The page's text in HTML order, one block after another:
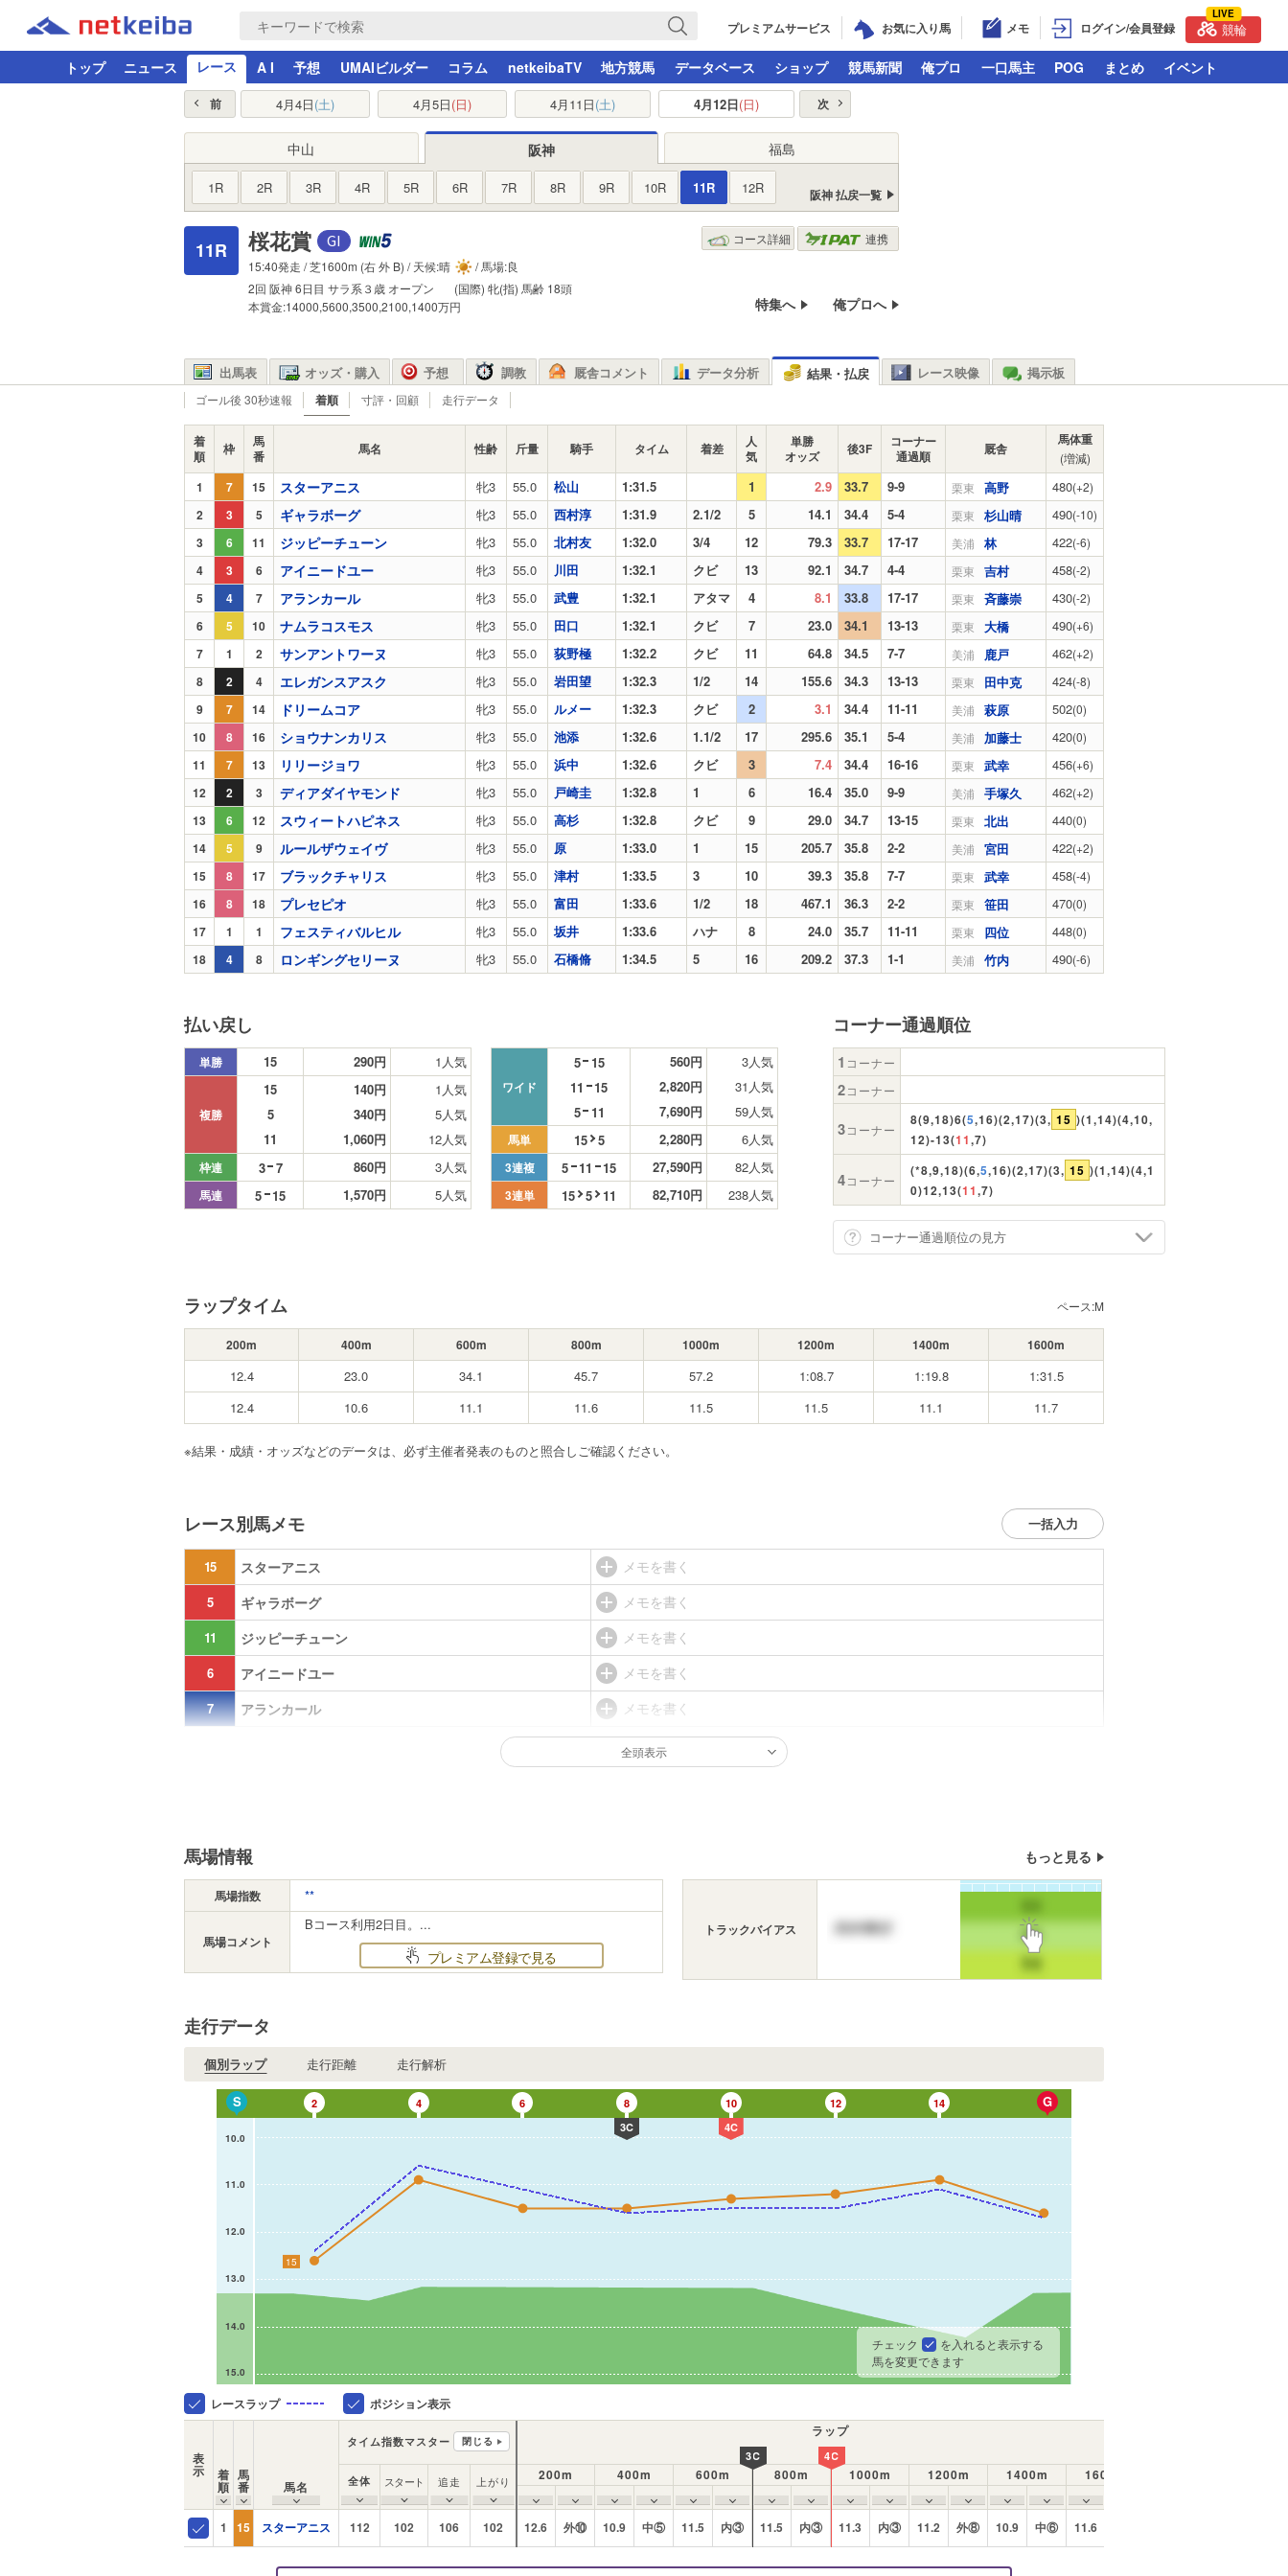
プレミアムサービス お気に入り馬 メモ ログイン/会員登録
LIVE
競輪
トップ ニュース レース A I 予想 UMAIビルダー コラム netkeibaTV 地方競馬 データベース ショップ 競馬新聞 俺プロ 一口馬主 POG まとめ イベント
前 4月4日(土) 4月5日(日) 4月11日(土) 4月12日(日) 次
中山 阪神 福島
1R 2R 3R 4R 5R 6R 7R 8R 9R 10R 11R 12R
11R 桜花賞
15:40発走 /芝1600m (右 外 B) / 天候:晴
/ 馬場:良
2回 阪神6日目 サラ系３歳 オープン (国際) 牝(指) 馬齢 18頭
本賞金:14000,5600,3500,2100,1400万円
阪神 払戻一覧
コース詳細 連携
特集へ 俺プロへ
出馬表 オッズ・購入 予想 調教 厩舎コメント データ分析 結果・払戻 レース映像 掲示板
ゴール後 30秒速報 着順 寸評・回顧 走行データ
着
順
枠
馬
番
馬名 性齢 斤量 騎手 タイム 着差
人
気
単勝
オッズ
後3F
コーナー
通過順
厩舎
馬体重
(増減)
1 7 15 スターアニス 牝3 55.0 松山 1:31.5 1 2.9 33.7 9-9 栗東 高野 480(+2)
2 3 5 ギャラボーグ 牝3 55.0 西村淳 1:31.9 2.1/2 5 14.1 34.4 5-4 栗東 杉山晴 490(-10)
3 6 11 ジッピーチューン 牝3 55.0 北村友 1:32.0 3/4 12 79.3 33.7 17-17 美浦 林 422(-6)
4 3 6 アイニードユー 牝3 55.0 川田 1:32.1 クビ 13 92.1 34.7 4-4 栗東 吉村 458(-2)
5 4 7 アランカール 牝3 55.0 武豊 1:32.1 アタマ 4 8.1 33.8 17-17 栗東 斉藤崇 430(-2)
6 5 10 ナムラコスモス 牝3 55.0 田口 1:32.1 クビ 7 23.0 34.1 13-13 栗東 大橋 490(+6)
7 1 2 サンアントワーヌ 牝3 55.0 荻野極 1:32.2 クビ 11 64.8 34.5 7-7 美浦 鹿戸 462(+2)
8 2 4 エレガンスアスク 牝3 55.0 岩田望 1:32.3 1/2 14 155.6 34.3 13-13 栗東 田中克 424(-8)
9 7 14 ドリームコア 牝3 55.0 ルメー 1:32.3 クビ 2 3.1 34.4 11-11 美浦 萩原 502(0)
10 8 16 ショウナンカリス 牝3 55.0 池添 1:32.6 1.1/2 17 295.6 35.1 5-4 美浦 加藤士 420(0)
11 7 13 リリージョワ 牝3 55.0 浜中 1:32.6 クビ 3 7.4 34.4 16-16 栗東 武幸 456(+6)
12 2 3 ディアダイヤモンド 牝3 55.0 戸崎圭 1:32.8 1 6 16.4 35.0 9-9 美浦 手塚久 462(+2)
13 6 12 スウィートハピネス 牝3 55.0 高杉 1:32.8 クビ 9 29.0 34.7 13-15 栗東 北出 440(0)
14 5 9 ルールザウェイヴ 牝3 55.0 原 1:33.0 1 15 205.7 35.8 2-2 美浦 宮田 422(+2)
15 8 17 ブラックチャリス 牝3 55.0 津村 1:33.5 3 10 39.3 35.8 7-7 栗東 武幸 458(-4)
16 8 18 プレセピオ 牝3 55.0 富田 1:33.6 1/2 18 467.1 36.3 2-2 栗東 笹田 470(0)
17 1 1 フェスティバルヒル 牝3 55.0 坂井 1:33.6 ハナ 8 24.0 35.7 11-11 栗東 四位 448(0)
18 4 8 ロンギングセリーヌ 牝3 55.0 石橋脩 1:34.5 5 16 209.2 37.3 1-1 美浦 竹内 490(-6)
払い戻し
単勝 15 290円 1人気
複勝
15
5
11
140円
340円
1,060円
1人気
5人気
12人気
枠連 3 7 860円 3人気
馬連 5 15 1,570円 5人気
ワイド
5
15
11
15
5
11
560円
2,820円
7,690円
3人気
31人気
59人気
馬単 15 5 2,280円 6人気
3連複 5 11 15 27,590円 82人気
3連単 15 5 11 82,710円 238人気
コーナー通過順位
1 コーナー
2コーナー
3コーナー
8(9,18)6(5,16)(2,17)(3, 15 )(1,14)(4,10,
12)-13(11,7)
4コーナー
(*8,9,18)(6,5,16)(2,17)(3, 15 )(1,14)(4,1
0)12,13(11,7)
コーナー通過順位の見方
ラップタイム ペース:M
200m 400m 600m 800m 1000m 1200m 1400m 1600m
12.4 23.0 34.1 45.7 57.2 1:08.7 1:19.8
1:31.5
12.4
10.6 11.1 11.6 11.5 11.5 11.1 11.7
※結果・成績・オッズなどのデータは、必ず主催者発表のものと照合しご確認ください。
レース別馬メモ 一括入力
15 スターアニス メモを書く
5 ギャラボーグ メモを書く
11 ジッピーチューン メモを書く
6 アイニードユー メモを書く
7 アランカール メモを書く
全頭表示
馬場情報 もっと見る
馬場指数 **
馬場コメント
Bコース利用2日目。...
プレミアム登録で見る
トラックバイアス
走行データ
個別ラップ 走行距離 走行解析
10.0
11.0
12.0
13.0
14.0
15.0
S 2 4 6
8
3C
10
4C
12 14 G
15
チェック
を入れると表示する
馬を変更できます
レースラップ ポジション表示
表
示 着
順
馬
番 馬名
タイム指数マスター 閉じる
ラップ
全体 スタート 追走 上がり 200m 400m 600m
3C
800m
4C
1000m 1200m 1400m 1600m
1 15 スターアニス 112 102 106 102 12.6 外⑩ 10.9 中⑤ 11.5 内③ 11.5 内③ 11.3 内③ 11.2 外⑧ 10.9 中⑥ 11.6